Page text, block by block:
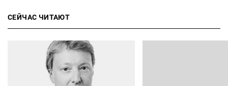
СЕЙЧАС ЧИТАЮТ